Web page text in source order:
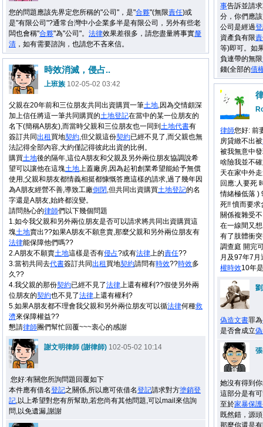
事告訴並請
分，你們應
公司是經過
資產負有限
等)即可。如
負連帶的無限
錢(全部的債
您的問題應該先界定您所稱的"公司"，是"合夥"(無限責任)或
是"有限公司"?通常台灣中小企業多半是有限公司，另外有些老
闆也會稱"合夥"為"公司"。 法律效果差很多，請您盡量將事實釐
清 ，如有需要諮詢，也請您不吝來信。
時效消滅，侵占..
上班族 102-05-02 03:42
父親在20年前和三位朋友共同出資購買一筆土地,因為交情頗深
加上信任將這一筆共同購買的土地登記在當中的某一位朋友的
名下(簡稱A朋友),而當時父親和三位朋友也一同到 土地代書有
簽訂共同出租 買地契約,但父親這份契約已經不見了,而父親也無
法記得全部內容,大約僅記得彼此出資的比例。
購買土地後的隔年,這位A朋友和父親及另外兩位朋友協調說希
望可以讓他在這塊土地上蓋廠房,因為起初創業希望能給予無償
使用,父親和朋友都情義相挺都慷慨答應這樣的請求,過了幾年因
為A朋友經營不善,導致工廠倒閉,但共同出資購買土地登記的名
字還是A朋友,始終都沒變。
請問熱心的律師們以下幾個問題
1.如今我父親和另外兩位朋友是否可以請求將共同出資購買這
塊土地賣出??如果A朋友不願意賣,那麼父親和另外兩位朋友有
法律能保障他們嗎??
2.A朋友不願賣土地這樣是否有侵占?或有法律上的責任??
3.當初共同去代書簽訂共同出租 買地契約請問有時效??時效多
久??
4.我父親的那份契約已經不見了法律上還有權利??假使另外兩
位朋友的契約也不見了法律上還有權利?
5.如果A朋友都不理會我父親和另外兩位朋友可以循法律何種救
濟來保障權益??
懇請律師團們幫忙回覆~~~衷心的感謝
謝文明律師 (謝律師) 102-05-02 10:14
您好:有關您所詢問題回覆如下
本件應有借名登記之關係,所以應可依借名登記請求對方塗銷登
記,以上希望對您有所幫助,若您尚有其他問題,可以mail來信詢
問,以免遺漏,謝謝
律師您好: 前
房貸緻不出被
被我無意中
啥險我並不
天在家中外
回應:人要死
情緒極低落 )
死!! 憤而要求
關係複雜受
在一線間又
有了肢體衝
調查庭 開完
月及97年7月
權時效10年
偽造文書罪為
是否會成立
她沒有得到
這部分是有
至於家暴保
既然錯，源
那麼你還是